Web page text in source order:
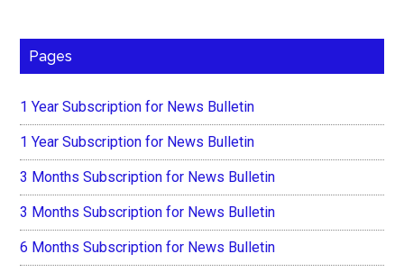
Pages
1 Year Subscription for News Bulletin
1 Year Subscription for News Bulletin
3 Months Subscription for News Bulletin
3 Months Subscription for News Bulletin
6 Months Subscription for News Bulletin